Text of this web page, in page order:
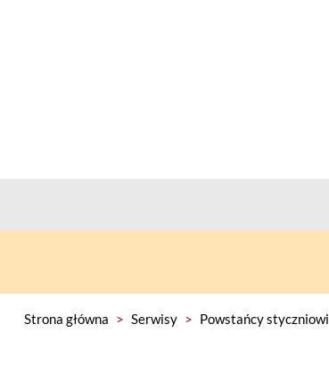
Strona główna > Serwisy > Powstańcy styczniowi